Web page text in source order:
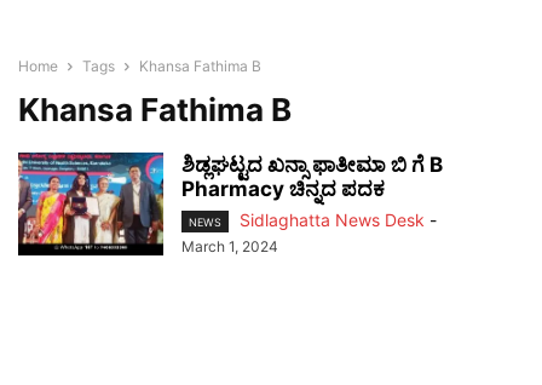
Home Tags Khansa Fathima B
Khansa Fathima B
ಶಿಡ್ಲಘಟ್ಟದ ಖನ್ಸಾ ಫಾತೀಮಾ ಬಿ ಗೆ B
Pharmacy ಚಿನ್ನದ ಪದಕ
NEWS Sidlaghatta News Desk -
March 1, 2024